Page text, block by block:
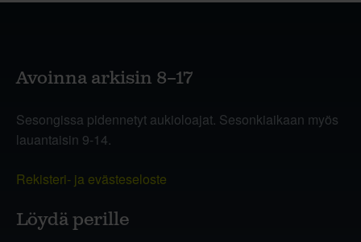
Avoinna arkisin 8–17
Sesongissa pidennetyt aukioloajat. Sesonkiaikaan myös
lauantaisin 9-14.
Rekisteri- ja evästeseloste
Löydä perille